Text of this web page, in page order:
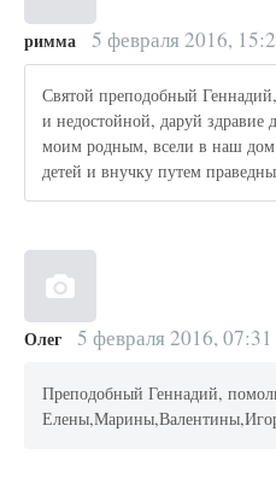
римма 5 февраля 2016,
Святой преподобный
и недостойной, даруй здравие
моим родным, всели в наш
детей и внучку путем
Олег 5 февраля 2016, 07:31
Преподобный Геннадий,